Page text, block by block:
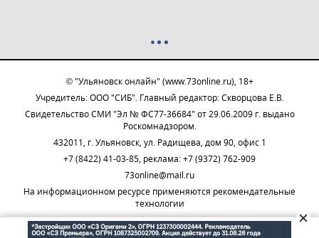
© "Ульяновск онлайн" (www.73online.ru), 18+
Учредитель: ООО "СИБ". Главный редактор: Скворцова Е.В.
Свидетельство СМИ "Эл № ФС77-36684" от 29.06.2009 г. выдано
Роскомнадзором.
432011, г. Ульяновск, ул. Радищева, дом 90, офис 1
+7 (8422) 41-03-85, реклама: +7 (9372) 762-909
73online@mail.ru
На информационном ресурсе применяются рекомендательные
технологии